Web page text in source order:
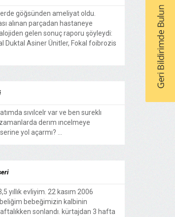
göğsünden ameliyat oldu.
alınan parçadan hastaneye
gelen sonuç raporu şöyleydi:
Duktal Asiner Ünitler, Fokal foibrozis
sıvılcelr var ve ben sureklı
derım ıncelmeye
yol açarmı? ...
yıllık evliyim. 22 kasım 2006
bebeğimizin kalbinin
sonlandı. kürtajdan 3 hafta